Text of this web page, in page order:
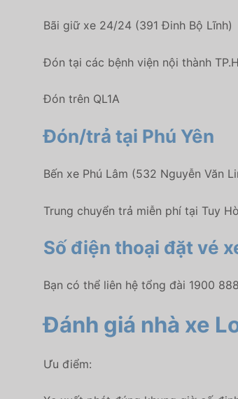
Bãi giữ xe 24/24 (391 Đinh Bộ Lĩnh)
Đón tại các bệnh viện nội thành
Đón trên QL1A
Đón/trả tại Phú Yên
Bến xe Phú Lâm (532 Nguyễn Văn
Trung chuyển trả miễn phí tại Tuy
Số điện thoại đặt vé
Bạn có thể liên hệ tổng đài 1900
Đánh giá nhà xe
Ưu điểm: